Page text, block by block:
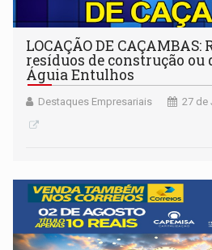
LOCAÇÃO DE CAÇAMBAS:
resíduos de construção ou
Águia Entulhos
Destaques Empresariais 27 de